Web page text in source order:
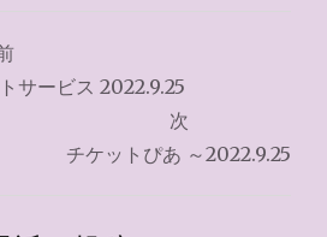
サービス 2022.9.25
次
チケットぴあ ～2022.9.25